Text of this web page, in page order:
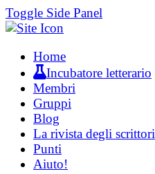
Toggle Side Panel
Home
Incubatore letterario
Membri
Gruppi
Blog
La rivista degli scrittori
Punti
Aiuto!